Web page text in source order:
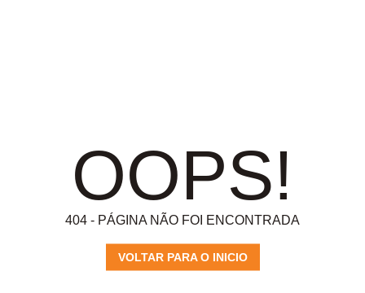
OOPS!
404 - PÁGINA NÃO FOI ENCONTRADA
VOLTAR PARA O INICIO